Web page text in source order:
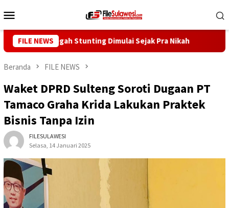
ke
Mobile
FILE NEWS
Cegah Stunting Dimulai Sejak Pra Nikah Kunjungi
Beranda FILE NEWS
Waket DPRD Sulteng Soroti Dugaan PT
Tamaco Graha Krida Lakukan Praktek
Bisnis Tanpa Izin
FILESULAWESI
Selasa, 14 Januari 2025